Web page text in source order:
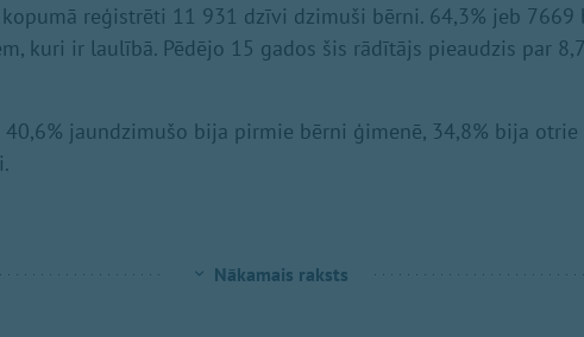
reģistrēti 11 931 dzīvi dzimuši bērni. 64,3% jeb 7669
kuri ir laulībā. Pēdējo 15 gados šis rādītājs pieaudzis par 8,7
40,6% jaundzimušo bija pirmie bērni ģimenē, 34,8% bija
Nākamais raksts